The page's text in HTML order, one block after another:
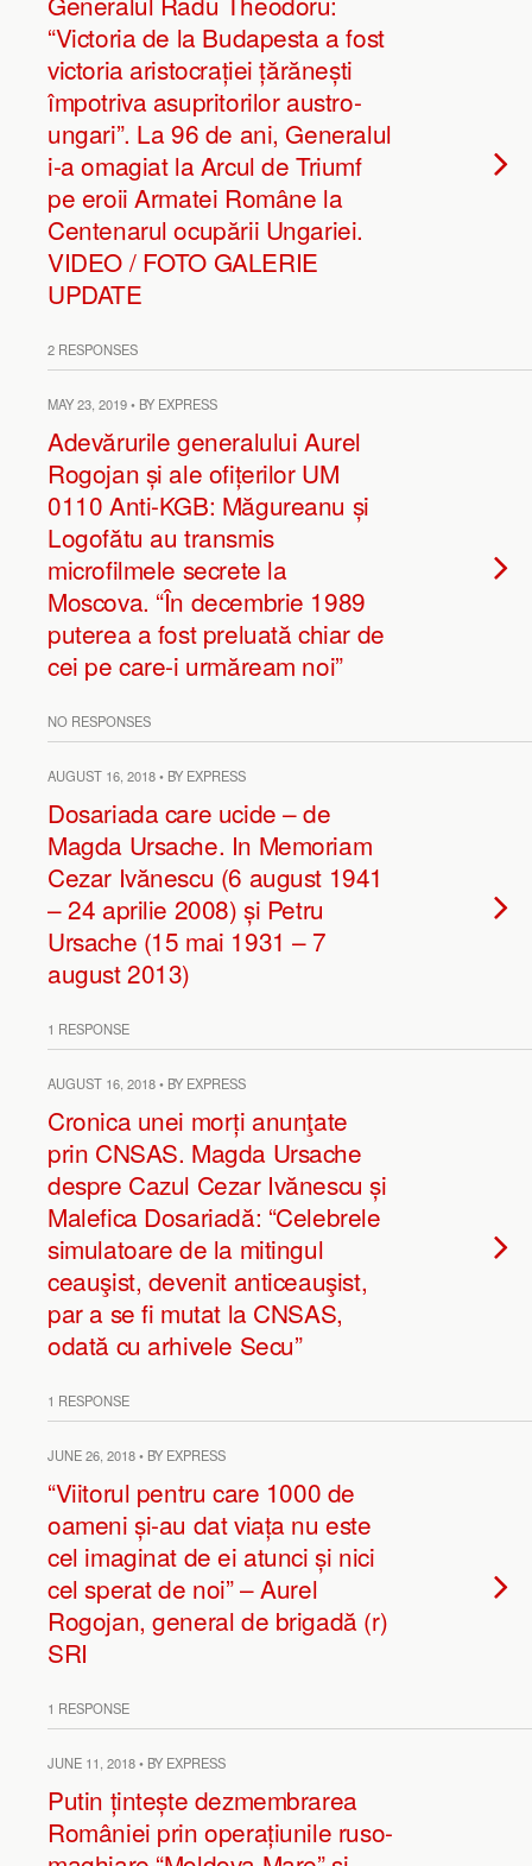
“Victoria de la Budapesta a fost
victoria aristocrației țărănești
împotriva asupritorilor austro-
ungari”. La 96 de ani, Generalul
i-a omagiat la Arcul de Triumf
pe eroii Armatei Române la
Centenarul ocupării Ungariei.
VIDEO / FOTO GALERIE
UPDATE
2 RESPONSES
MAY 23, 2019 • BY EXPRESS
Adevărurile generalului Aurel
Rogojan și ale ofițerilor UM
0110 Anti-KGB: Măgureanu și
Logofătu au transmis
microfilmele secrete la
Moscova. “În decembrie 1989
puterea a fost preluată chiar de
cei pe care-i urmăream noi”
NO RESPONSES
AUGUST 16, 2018 • BY EXPRESS
Dosariada care ucide – de
Magda Ursache. In Memoriam
Cezar Ivănescu (6 august 1941
– 24 aprilie 2008) și Petru
Ursache (15 mai 1931 – 7
august 2013)
1 RESPONSE
AUGUST 16, 2018 • BY EXPRESS
Cronica unei morți anunţate
prin CNSAS. Magda Ursache
despre Cazul Cezar Ivănescu și
Malefica Dosariadă: “Celebrele
simulatoare de la mitingul
ceauşist, devenit anticeauşist,
par a se fi mutat la CNSAS,
odată cu arhivele Secu”
1 RESPONSE
JUNE 26, 2018 • BY EXPRESS
“Viitorul pentru care 1000 de
oameni și-au dat viața nu este
cel imaginat de ei atunci și nici
cel sperat de noi” – Aurel
Rogojan, general de brigadă (r)
SRI
1 RESPONSE
JUNE 11, 2018 • BY EXPRESS
Putin țintește dezmembrarea
României prin operațiunile ruso-